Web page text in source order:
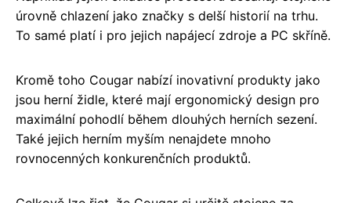
úrovně chlazení jako značky s delší historií na trhu.
To samé platí i pro jejich napájecí zdroje a PC skříně.
Kromě toho Cougar nabízí inovativní produkty jako
jsou herní židle, které mají ergonomický design pro
maximální pohodlí během dlouhých herních sezení.
Také jejich herním myším nenajdete mnoho
rovnocenných konkurenčních produktů.